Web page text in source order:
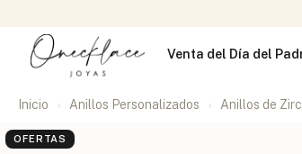
Venta del Día del
Inicio Anillos Personalizados Anillos de
OFERTAS